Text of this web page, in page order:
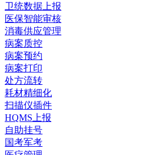
卫统数据上报
医保智能审核
消毒供应管理
病案质控
病案预约
病案打印
处方流转
耗材精细化
扫描仪插件
HQMS上报
自助挂号
国考军考